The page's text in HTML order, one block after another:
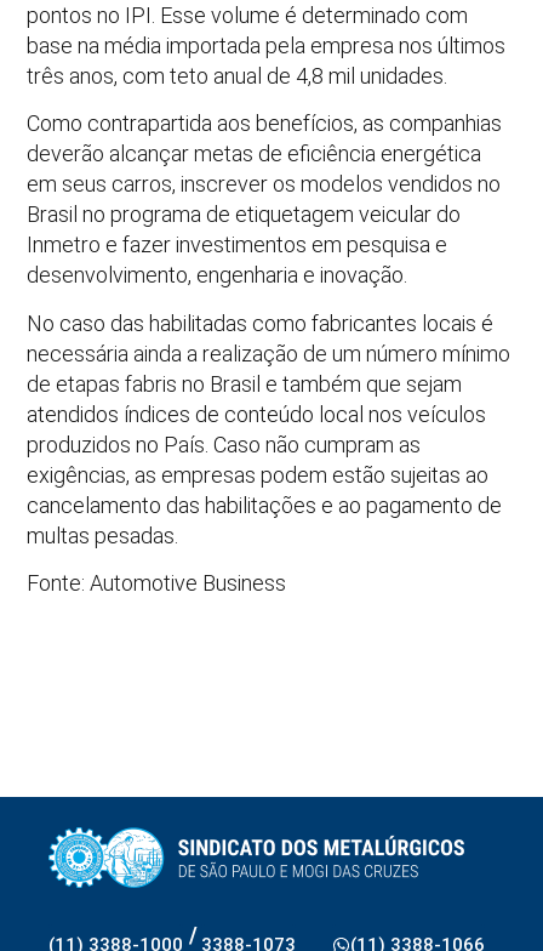
pontos no IPI. Esse volume é determinado com
base na média importada pela empresa nos últimos
três anos, com teto anual de 4,8 mil unidades.
Como contrapartida aos benefícios, as companhias
deverão alcançar metas de eficiência energética
em seus carros, inscrever os modelos vendidos no
Brasil no programa de etiquetagem veicular do
Inmetro e fazer investimentos em pesquisa e
desenvolvimento, engenharia e inovação.
No caso das habilitadas como fabricantes locais é
necessária ainda a realização de um número mínimo
de etapas fabris no Brasil e também que sejam
atendidos índices de conteúdo local nos veículos
produzidos no País. Caso não cumpram as
exigências, as empresas podem estão sujeitas ao
cancelamento das habilitações e ao pagamento de
multas pesadas.
Fonte: Automotive Business
(11) 3388-1000 / 3388-1073 (11) 3388-1066